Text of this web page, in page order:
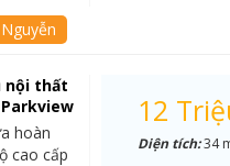
nội thất
hoàn
cao cấp
12
Diện tích:34